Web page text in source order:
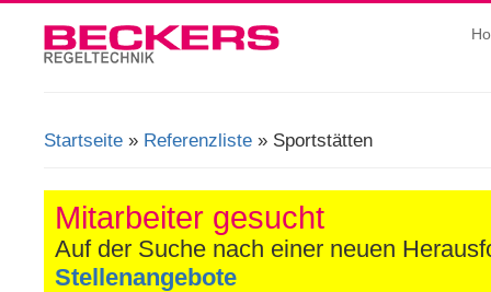
Startseite » Referenzliste » Sportstätten
Mitarbeiter gesucht
Auf der Suche nach einer neuen
Stellenangebote